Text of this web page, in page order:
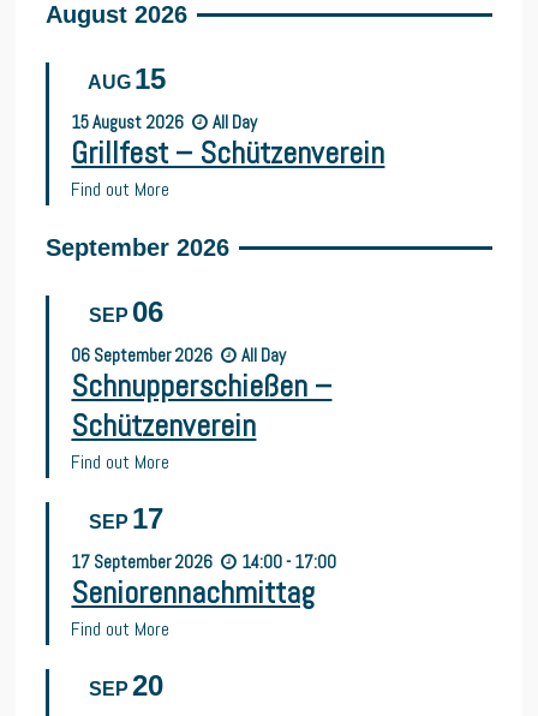
August 2026
AUG 15
15August 2026 All Day
Grillfest – Schützenverein
Find out More
September 2026
SEP 06
06 September2026 All Day
Schnupperschießen –
Schützenverein
Find out More
SEP 17
17 September2026 14:00 - 17:00
Seniorennachmittag
Find out More
SEP 20